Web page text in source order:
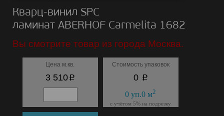
Кварц-винил SPC
ламинат ABERHOF Carmelita 1682
Вы смотрите товар из города Москва.
Цена м.кв.
3 510p
Стоимость упаковок
0 p
0 уп.0 м2
с учётом 5% на подрезку